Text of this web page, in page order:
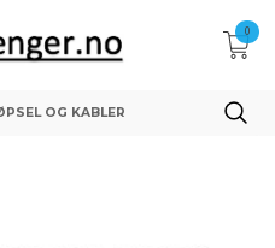
0
OG KABLER